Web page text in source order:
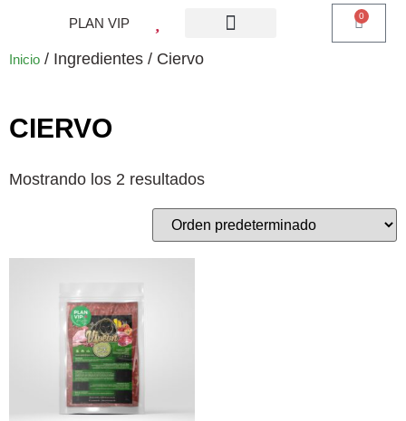
PLAN VIP 0
Inicio / Ingredientes / Ciervo
CIERVO
Mostrando los 2 resultados